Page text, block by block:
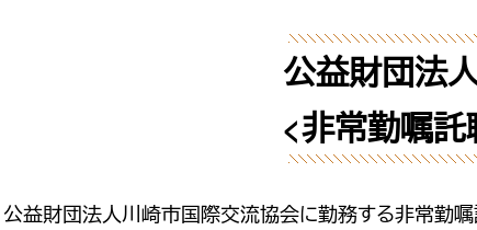
公益財団法
<非常勤嘱
公益財団法人川崎市国際交流協会に勤務する非常勤嘱